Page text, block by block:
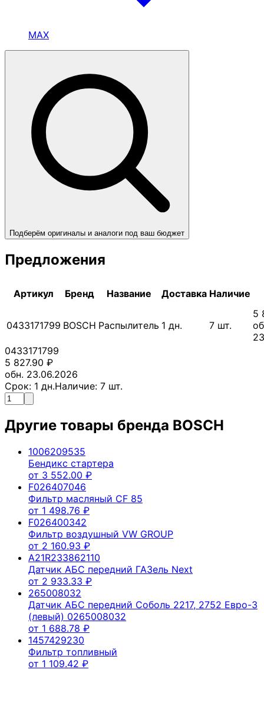
MAX
Подберём оригиналы и аналоги под ваш бюджет
Предложения
Артикул Бренд Название Доставка Наличие
0433171799 BOSCH Распылитель 1 дн. 7 шт.
5
0433171799
5 827.90 ₽
обн. 23.06.2026
Срок: 1 дн.Наличие: 7 шт.
Другие товары бренда BOSCH
1006209535
Бендикс стартера
от 3 552.00 ₽
F026407046
Фильтр масляный CF 85
от 1 498.76 ₽
F026400342
Фильтр воздушный VW GROUP
от 2 160.93 ₽
A21R233862110
Датчик АБС передний ГАЗель Next
от 2 933.33 ₽
265008032
Датчик АБС передний Соболь 2217, 2752 Евро-3
(левый) 0265008032
от 1 688.78 ₽
1457429230
Фильтр топливный
от 1 109.42 ₽